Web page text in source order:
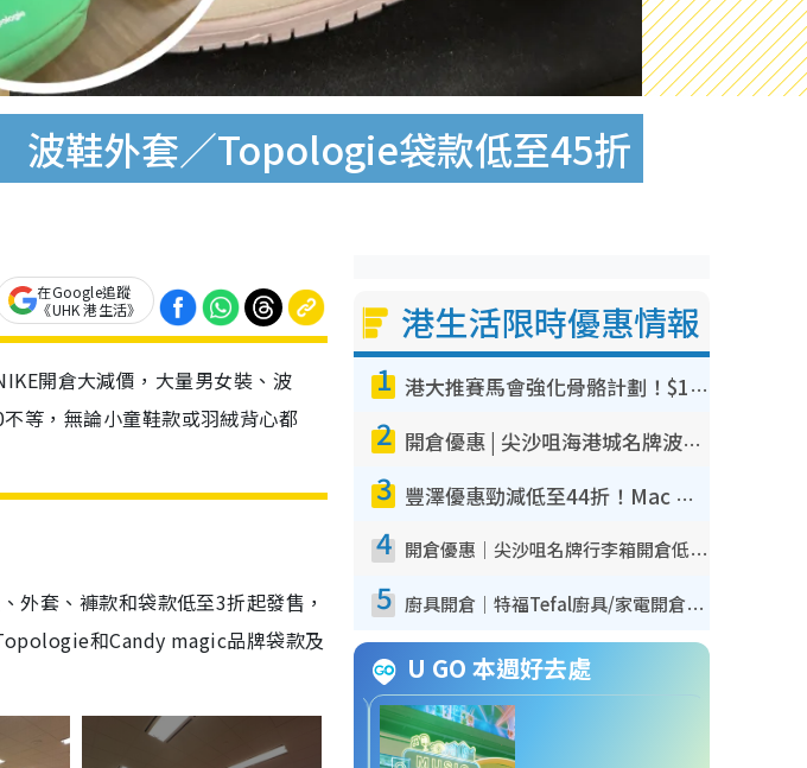
鞋外套／Topologie袋款低至45折
在Google追蹤
《UHK 港生活》
開倉大減價，大量男女裝、波
等，無論小童鞋款或羽絨背心都
外套 、褲款和袋款低至3折起發售，
和Candy magic品牌袋款及
港生活限時優惠情報
1 港大推賽馬會強化骨骼計劃！$100骨質密度X光檢查 完成免費運動訓練送超市禮券！附參加資格
2 開倉優惠 | 尖沙咀海港城名牌波鞋開倉低至1折！On鞋$899起／Joy&Peace鞋履$98起
3 豐澤優惠勁減低至44折！Mac mini/iPhone17Pro大減價！廚房家電$220起
4 開倉優惠｜尖沙咀名牌行李箱開倉低至4折！一連5日 American Tourister/ace./Hallmark $200起！
5 廚具開倉｜特福Tefal廚具/家電開倉低至3折！$220起買平底鍋/炒鑊/湯煲！電飯煲/吸塵機/燙斗$418起
U GO 本週好去處